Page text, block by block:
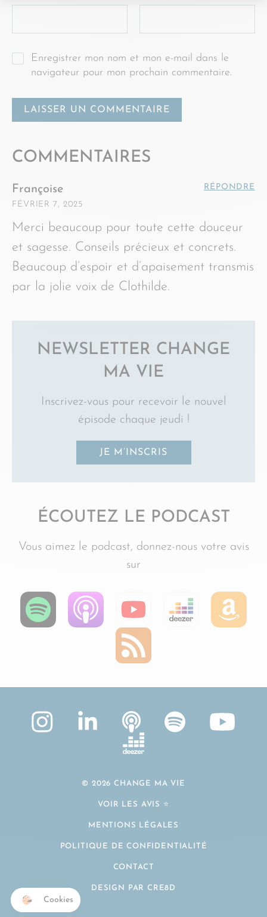
Enregistrer mon nom et mon e-mail dans le
navigateur pour mon prochain commentaire.
COMMENTAIRES
Françoise
FÉVRIER 7, 2025
RÉPONDRE
Merci beaucoup pour toute cette douceur
et sagesse. Conseils précieux et concrets.
Beaucoup d’espoir et d’apaisement transmis
par la jolie voix de Clothilde.
NEWSLETTER CHANGE
MA VIE
Inscrivez-vous pour recevoir le nouvel
épisode chaque jeudi !
JE M’INSCRIS
ÉCOUTEZ LE PODCAST
Vous aimez le podcast, donnez-nous votre avis
sur
© 2026 CHANGE MA VIE
VOIR LES AVIS ⭐️
MENTIONS LÉGALES
POLITIQUE DE CONFIDENTIALITÉ
CONTACT
DESIGN PAR CRE8D